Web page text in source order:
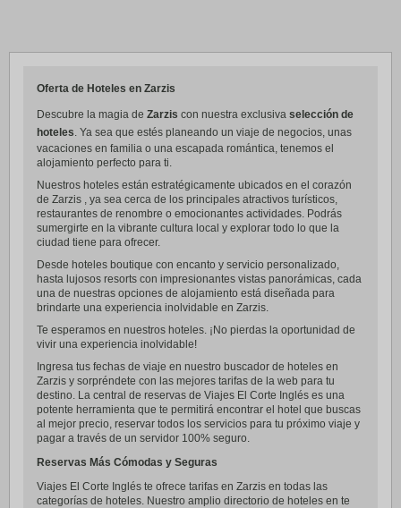
Oferta de Hoteles en Zarzis
Descubre la magia de Zarzis con nuestra exclusiva selección de
hoteles. Ya sea que estés planeando un viaje de negocios, unas
vacaciones en familia o una escapada romántica, tenemos el
alojamiento perfecto para ti.
Nuestros hoteles están estratégicamente ubicados en el corazón
de Zarzis , ya sea cerca de los principales atractivos turísticos,
restaurantes de renombre o emocionantes actividades. Podrás
sumergirte en la vibrante cultura local y explorar todo lo que la
ciudad tiene para ofrecer.
Desde hoteles boutique con encanto y servicio personalizado,
hasta lujosos resorts con impresionantes vistas panorámicas, cada
una de nuestras opciones de alojamiento está diseñada para
brindarte una experiencia inolvidable en Zarzis.
Te esperamos en nuestros hoteles. ¡No pierdas la oportunidad de
vivir una experiencia inolvidable!
Ingresa tus fechas de viaje en nuestro buscador de hoteles en
Zarzis y sorpréndete con las mejores tarifas de la web para tu
destino. La central de reservas de Viajes El Corte Inglés es una
potente herramienta que te permitirá encontrar el hotel que buscas
al mejor precio, reservar todos los servicios para tu próximo viaje y
pagar a través de un servidor 100% seguro.
Reservas Más Cómodas y Seguras
Viajes El Corte Inglés te ofrece tarifas en Zarzis en todas las
categorías de hoteles. Nuestro amplio directorio de hoteles en te